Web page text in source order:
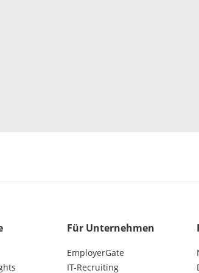
Für Unternehmen
EmployerGate
IT-Recruiting